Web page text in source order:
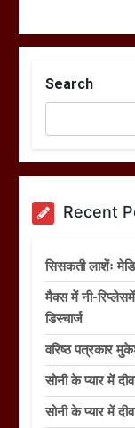
Search
Recent
सिसकती लाशेंः
मैक्स में नी-
डिस्चार्ज
वरिष्ठ पत्रकार
सोनी के प्यार में
सोनी के प्यार में